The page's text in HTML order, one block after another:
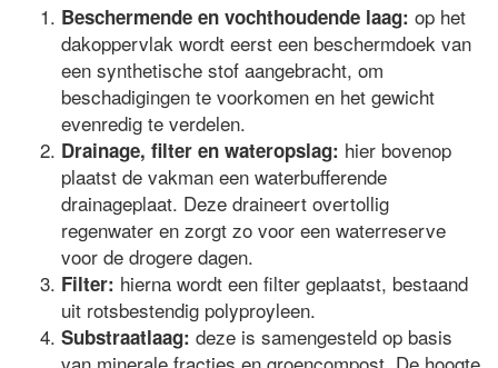
Beschermende en vochthoudende laag: op het
dakoppervlak wordt eerst een beschermdoek van
een synthetische stof aangebracht, om
beschadigingen te voorkomen en het gewicht
evenredig te verdelen.
Drainage, filter en wateropslag: hier bovenop
plaatst de vakman een waterbufferende
drainageplaat. Deze draineert overtollig
regenwater en zorgt zo voor een waterreserve
voor de drogere dagen.
Filter: hierna wordt een filter geplaatst, bestaand
uit rotsbestendig polyproyleen.
Substraatlaag: deze is samengesteld op basis